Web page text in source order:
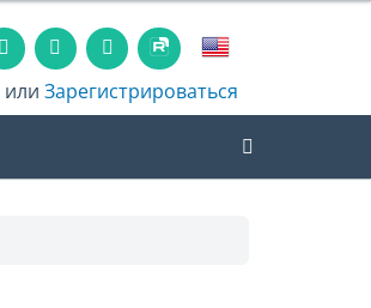
илиЗарегистрироваться